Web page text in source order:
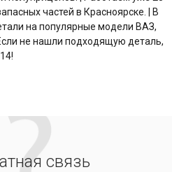
частей в Красноярске. | В
на популярные модели ВАЗ,
не нашли подходящую деталь,
связь